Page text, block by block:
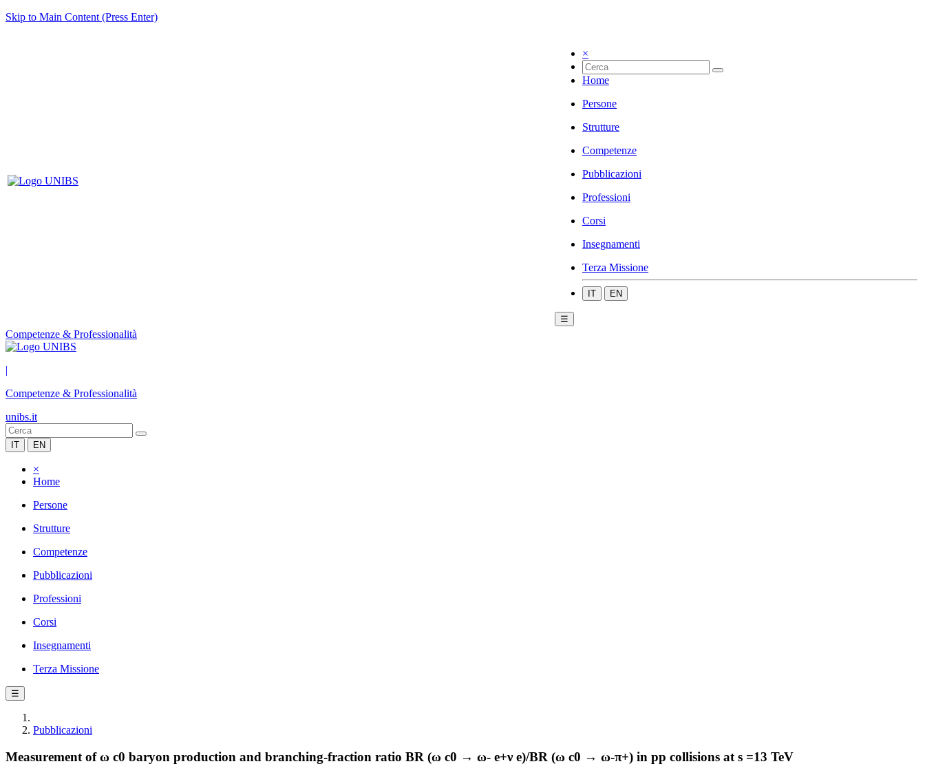
Skip to Main Content (Press Enter)
×
Home
Persone
Strutture
Competenze
Pubblicazioni
Professioni
Corsi
Insegnamenti
Terza Missione
IT EN
☰
Competenze & Professionalità
|
Competenze & Professionalità
unibs.it
IT EN
×
Home
Persone
Strutture
Competenze
Pubblicazioni
Professioni
Corsi
Insegnamenti
Terza Missione
☰
Pubblicazioni
Measurement of ω c0 baryon production and branching-fraction ratio BR (ω c0 → ω- e+ν e)/BR (ω c0 → ω-π+) in pp collisions at s =13 TeV